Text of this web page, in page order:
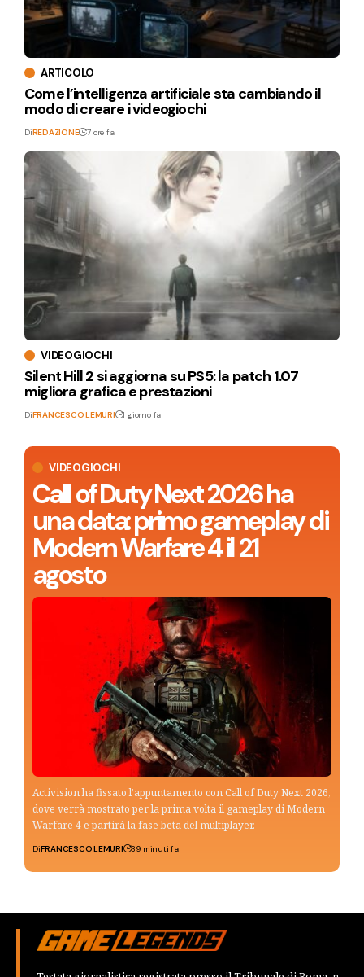
VIDEOGIOCHI
Call of Duty Next 2026 ha
una data: primo gameplay di
Modern Warfare 4 il 21
agosto
Activision ha fissato l’appuntamento con Call of Duty Next 2026,
dove verrà mostrato per la prima volta il gameplay di Modern
Warfare 4 e partirà la fase beta del multiplayer.
DiFRANCESCO LEMURI 39 minuti fa
ARTICOLO
Come l’intelligenza artificiale sta cambiando il
modo di creare i videogiochi
DiREDAZIONE 7 ore fa
VIDEOGIOCHI
Silent Hill 2 si aggiorna su PS5: la patch 1.07
migliora grafica e prestazioni
DiFRANCESCO LEMURI 1 giorno fa